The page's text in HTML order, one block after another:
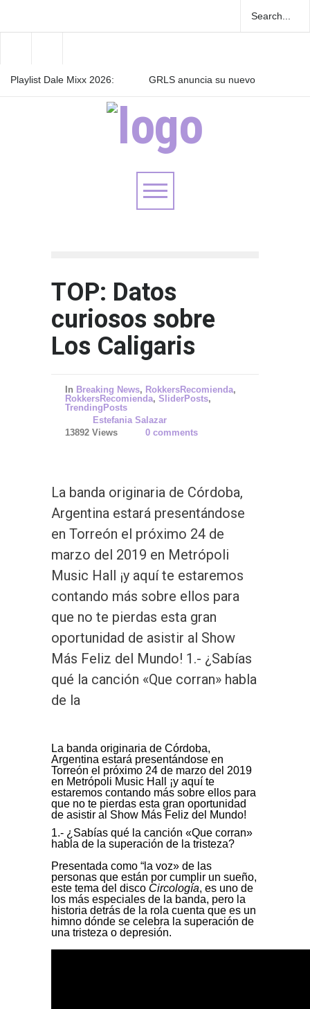
Playlist Dale Mixx 2026:
GRLS anuncia su nuevo
Las Fokin Biches anuncian
TOP: Datos
curiosos sobre
Los Caligaris
In Breaking News, RokkersRecomienda,
RokkersRecomienda, SliderPosts,
TrendingPosts
Estefania Salazar
13892 Views
0 comments
La banda originaria de Córdoba,
Argentina estará presentándose
en Torreón el próximo 24 de
marzo del 2019 en Metrópoli
Music Hall ¡y aquí te estaremos
contando más sobre ellos para
que no te pierdas esta gran
oportunidad de asistir al Show
Más Feliz del Mundo! 1.- ¿Sabías
qué la canción «Que corran» habla
de la
La banda originaria de Córdoba,
Argentina estará presentándose en
Torreón el próximo 24 de marzo del 2019
en Metrópoli Music Hall ¡y aquí te
estaremos contando más sobre ellos para
que no te pierdas esta gran oportunidad
de asistir al Show Más Feliz del Mundo!
1.- ¿Sabías qué la canción «Que corran»
habla de la superación de la tristeza?
Presentada como “la voz» de las
personas que están por cumplir un sueño,
este tema del disco Circología, es uno de
los más especiales de la banda, pero la
historia detrás de la rola cuenta que es un
himno dónde se celebra la superación de
una tristeza o depresión.